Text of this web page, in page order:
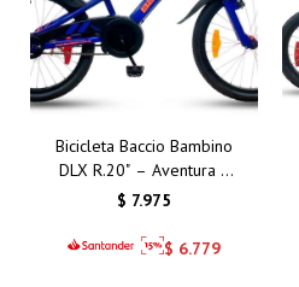
Bicicleta Baccio Bambino
DLX R.20" – Aventura y
Diversión en Dos Ruedas
$ 7.975
$ 6.779